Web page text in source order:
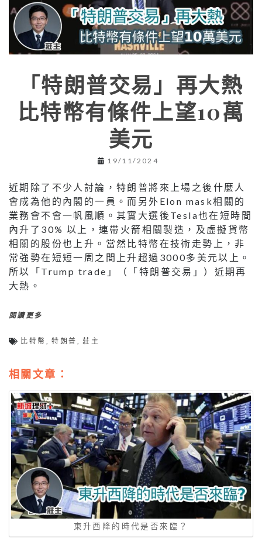
「特朗普交易」再大熱
比特幣有條件上望10萬
美元
19/11/2024
近期除了不少人討論，特朗普將來上場之後什麼人
會成為他的內閣的一員。而另外Elon mask相關的
業務會不會一帆風順。其實大選後Tesla也在短時間
內升了30% 以上，連帶火箭相關製造，及虛擬貨幣
相關的股份也上升。當然比特幣在技術走勢上，非
常強勢在短短一周之間上升超過3000多美元以上。
所以「Trump trade」（「特朗普交易」）近期再
大熱。
閱讀更多
比特幣 ,特朗普 ,莊主
相關文章：
東升西降的時代是否來臨？